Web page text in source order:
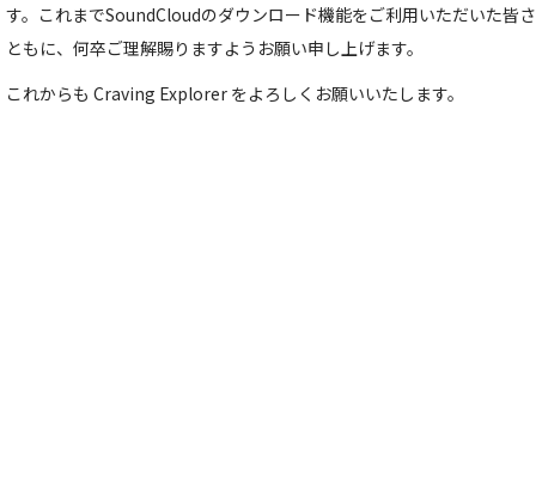
す。これまでSoundCloudのダウンロード機能をご利用いただいた皆
ともに、何卒ご理解賜りますようお願い申し上げます。
これからも Craving Explorer をよろしくお願いいたします。